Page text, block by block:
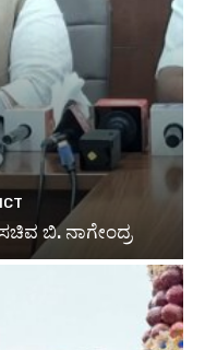
ಬಿ. ನಾಗೇಂದ್ರ